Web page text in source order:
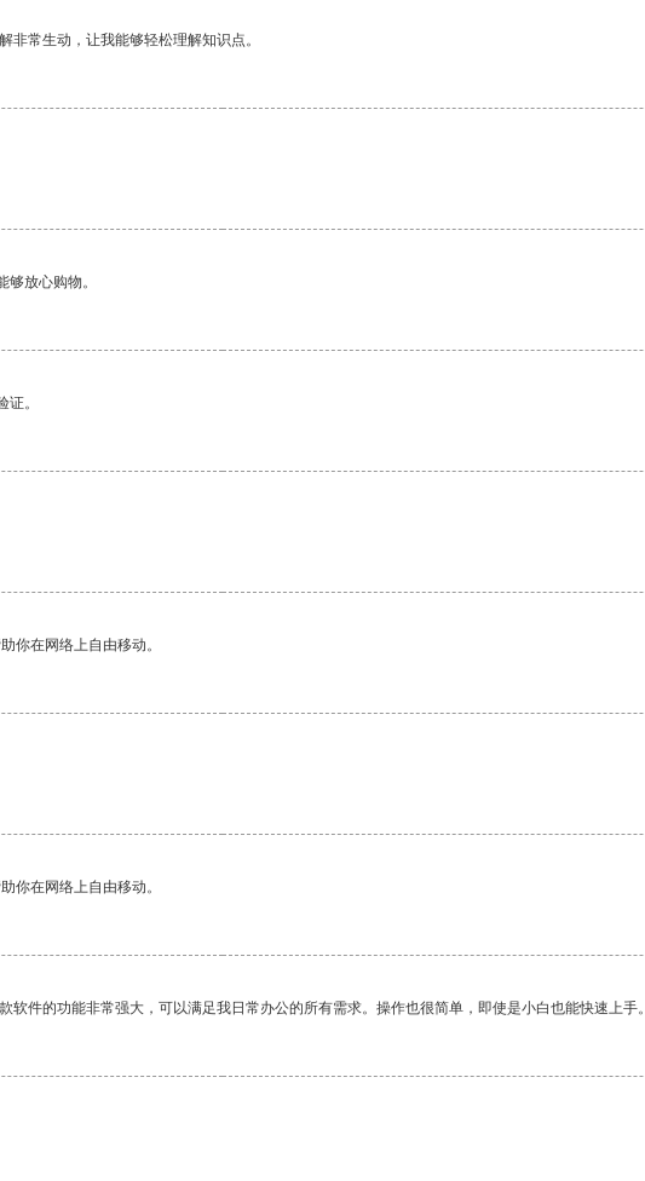
常生动，让我能够轻松理解知识点。
放心购物。
。
你在网络上自由移动。
你在网络上自由移动。
件的功能非常强大，可以满足我日常办公的所有需求。操作也很简单，即使是小白也能快速上手。